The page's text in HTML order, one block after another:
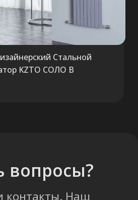
Стальной
KZTO СОЛО В
47